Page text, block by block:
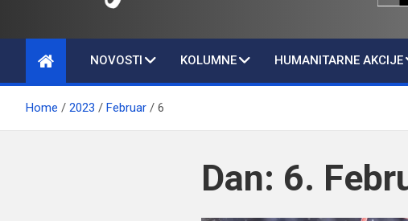
Ljubušaci
NOVOSTI KOLUMNE HUMANITARNE AKCIJE
Home 2023 Februar 6
Dan: 6.